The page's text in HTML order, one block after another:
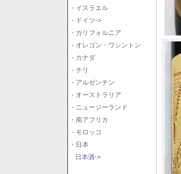
- イスラエル
- ドイツ->
- カリフォルニア
- オレゴン・ワシントン
- カナダ
- チリ
- アルゼンチン
- オーストラリア
- ニュージーランド
- 南アフリカ
- モロッコ
- 日本
日本酒->